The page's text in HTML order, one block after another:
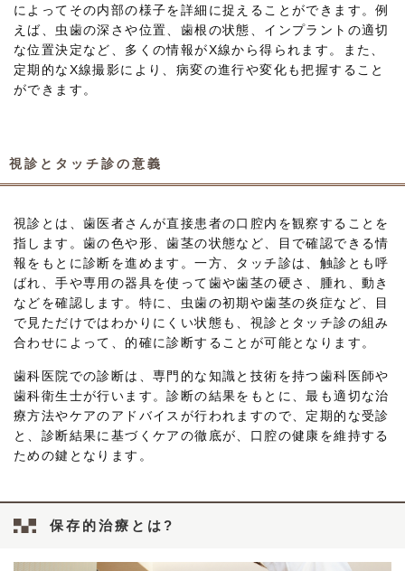
によってその内部の様子を詳細に捉えることができます。例
えば、虫歯の深さや位置、歯根の状態、インプラントの適切
な位置決定など、多くの情報がX線から得られます。また、
定期的なX線撮影により、病変の進行や変化も把握すること
ができます。
視診とタッチ診の意義
視診とは、歯医者さんが直接患者の口腔内を観察することを
指します。歯の色や形、歯茎の状態など、目で確認できる情
報をもとに診断を進めます。一方、タッチ診は、触診とも呼
ばれ、手や専用の器具を使って歯や歯茎の硬さ、腫れ、動き
などを確認します。特に、虫歯の初期や歯茎の炎症など、目
で見ただけではわかりにくい状態も、視診とタッチ診の組み
合わせによって、的確に診断することが可能となります。
歯科医院での診断は、専門的な知識と技術を持つ歯科医師や
歯科衛生士が行います。診断の結果をもとに、最も適切な治
療方法やケアのアドバイスが行われますので、定期的な受診
と、診断結果に基づくケアの徹底が、口腔の健康を維持する
ための鍵となります。
保存的治療とは?